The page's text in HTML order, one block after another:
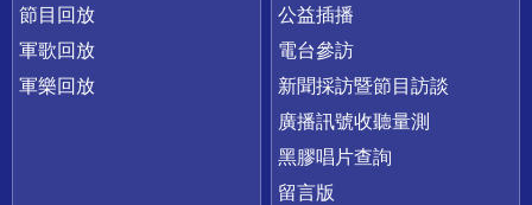
節目回放
軍歌回放
軍樂回放
公益插播
電台參訪
新聞採訪暨節目訪談
廣播訊號收聽量測
黑膠唱片查詢
留言版